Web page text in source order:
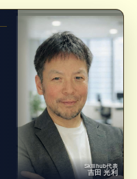
Skillhub代表
吉田 光利